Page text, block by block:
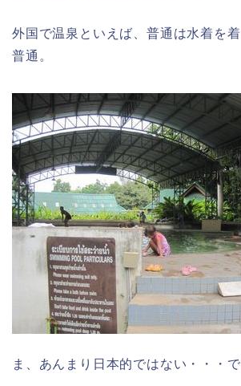
外国で温泉といえば、普通は水着を
普通。
ま、あんまり日本的ではない・・・